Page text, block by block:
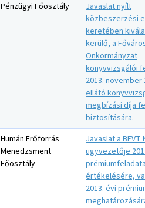
Pénzügyi Főosztály
Javaslat nyílt
közbeszerzési
keretében
kerülő, a
Önkormányzat
könyvvizsgálói
2013. november
ellátó
megbízási díja
biztosítására.
Humán Erőforrás
Menedzsment
Főosztály
Javaslat a BFVT
ügyvezetője
értékelésére,
2013. évi